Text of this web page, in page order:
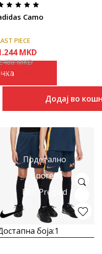
Camo
PIECE
MKD
MKD
Додај во
Подетално
Uporedi
Brzi Pregled
боја:1